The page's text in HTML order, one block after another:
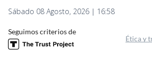
Sábado 08 Agosto, 2026 | 16:58
Seguimos criterios de
Ética y